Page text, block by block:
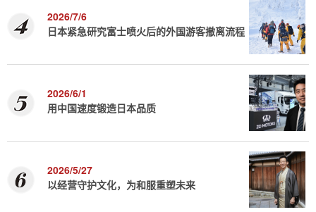
2026/7/6
日本紧急研究富士喷火后的外国游客撤离流程
2026/6/1
用中国速度锻造日本品质
2026/5/27
以经营守护文化，为和服重塑未来